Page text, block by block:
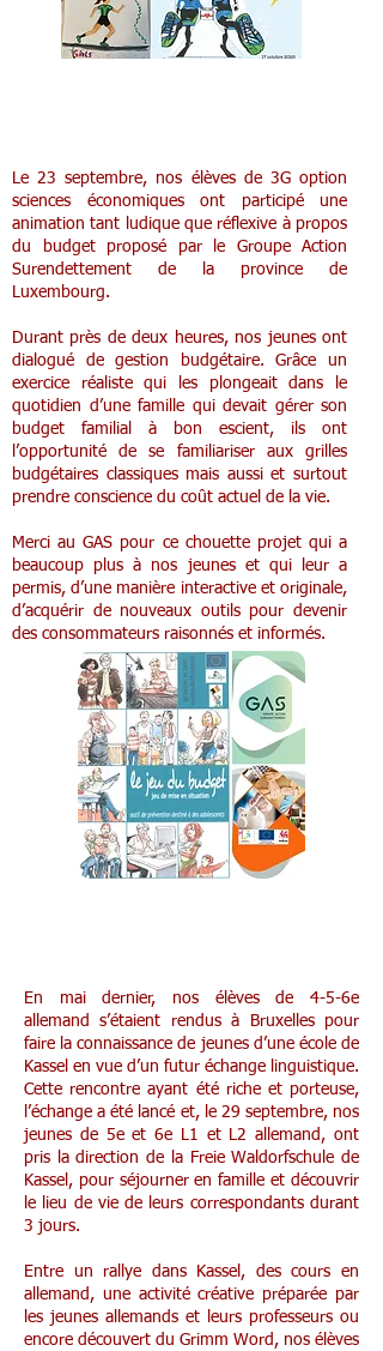
Le 23 septembre, nos élèves de 3G option
sciences économiques ont participé une
animation tant ludique que réflexive à propos
du budget proposé par le Groupe Action
Surendettement de la province de
Luxembourg.
Durant près de deux heures, nos jeunes ont
dialogué de gestion budgétaire. Grâce un
exercice réaliste qui les plongeait dans le
quotidien d’une famille qui devait gérer son
budget familial à bon escient, ils ont
l’opportunité de se familiariser aux grilles
budgétaires classiques mais aussi et surtout
prendre conscience du coût actuel de la vie.
Merci au GAS pour ce chouette projet qui a
beaucoup plus à nos jeunes et qui leur a
permis, d’une manière interactive et originale,
d’acquérir de nouveaux outils pour devenir
des consommateurs raisonnés et informés.
En mai dernier, nos élèves de 4-5-6e
allemand s’étaient rendus à Bruxelles pour
faire la connaissance de jeunes d’une école de
Kassel en vue d’un futur échange linguistique.
Cette rencontre ayant été riche et porteuse,
l’échange a été lancé et, le 29 septembre, nos
jeunes de 5e et 6e L1 et L2 allemand, ont
pris la direction de la Freie Waldorfschule de
Kassel, pour séjourner en famille et découvrir
le lieu de vie de leurs correspondants durant
3 jours.
Entre un rallye dans Kassel, des cours en
allemand, une activité créative préparée par
les jeunes allemands et leurs professeurs ou
encore découvert du Grimm Word, nos élèves